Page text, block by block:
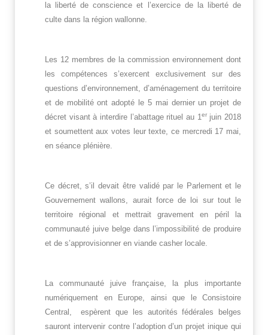
la liberté de conscience et l’exercice de la liberté de
culte dans la région wallonne.
Les 12 membres de la commission environnement dont
les compétences s’exercent exclusivement sur des
questions d’environnement, d’aménagement du territoire
et de mobilité ont adopté le 5 mai dernier un projet de
décret visant à interdire l’abattage rituel au 1erjuin 2018
et soumettent aux votes leur texte, ce mercredi 17 mai,
en séance plénière.
Ce décret, s’il devait être validé par le Parlement et le
Gouvernement wallons, aurait force de loi sur tout le
territoire régional et mettrait gravement en péril la
communauté juive belge dans l’impossibilité de produire
et de s’approvisionner en viande casher locale.
La communauté juive française, la plus importante
numériquement en Europe, ainsi que le Consistoire
Central, espèrent que les autorités fédérales belges
sauront intervenir contre l’adoption d’un projet inique qui